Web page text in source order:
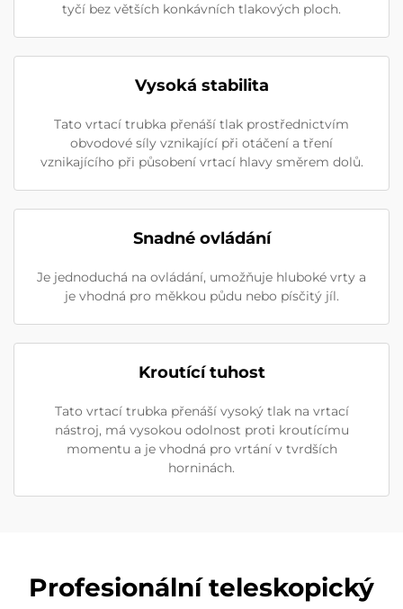
tyčí bez větších konkávních tlakových ploch.
Vysoká stabilita
Tato vrtací trubka přenáší tlak prostřednictvím
obvodové síly vznikající při otáčení a tření
vznikajícího při působení vrtací hlavy směrem dolů.
Snadné ovládání
Je jednoduchá na ovládání, umožňuje hluboké vrty a
je vhodná pro měkkou půdu nebo písčitý jíl.
Kroutící tuhost
Tato vrtací trubka přenáší vysoký tlak na vrtací
nástroj, má vysokou odolnost proti kroutícímu
momentu a je vhodná pro vrtání v tvrdších
horninách.
Profesionální teleskopický